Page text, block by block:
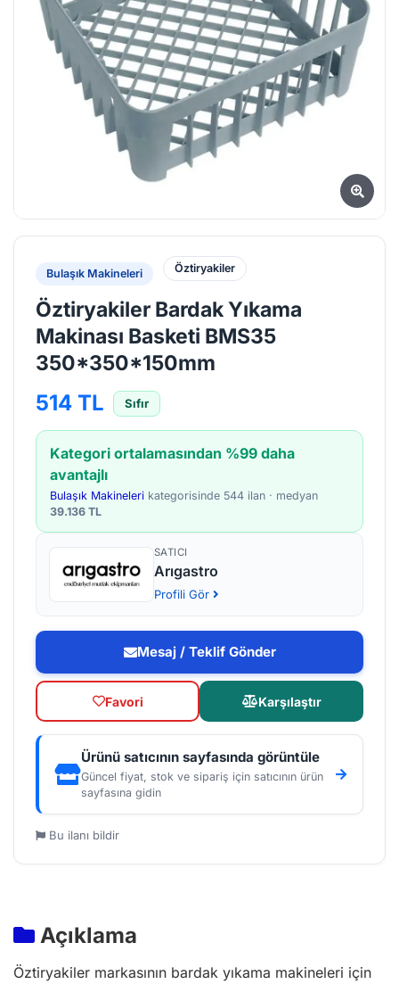
Bulaşık Makineleri Öztiryakiler
Öztiryakiler Bardak Yıkama
Makinası Basketi BMS35
350*350*150mm
514 TL Sıfır
Kategori ortalamasından %99 daha
avantajlı
Bulaşık Makineleri kategorisinde 544 ilan · medyan
39.136 TL
SATICI
Arıgastro
Profili Gör
Mesaj / Teklif Gönder
Favori Karşılaştır
Ürünü satıcının sayfasında görüntüle
Güncel fiyat, stok ve sipariş için satıcının ürün
sayfasına gidin
Bu ilanı bildir
Açıklama
Öztiryakiler markasının bardak yıkama makineleri için